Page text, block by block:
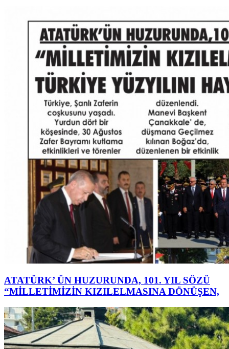
ATATÜRK’ ÜN HUZURUNDA, 101. YIL SÖZÜ
“MİLLETİMİZİN KIZILELMASINA DÖNÜŞEN,